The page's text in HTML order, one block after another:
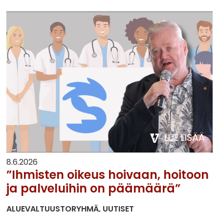
LUE LISÄÄ
8.6.2026
”Ihmisten oikeus hoivaan, hoitoon
ja palveluihin on päämäärä”
ALUEVALTUUSTORYHMÄ UUTISET